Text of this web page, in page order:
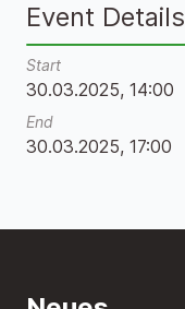
Event Details
Start
30.03.2025, 14:00
End
30.03.2025, 17:00